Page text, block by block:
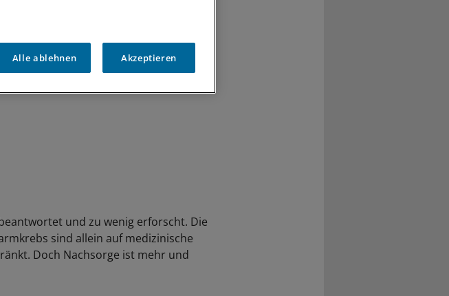
und zu wenig erforscht. Die
sind allein auf medizinische
Doch Nachsorge ist mehr und
Alle ablehnen Akzeptieren